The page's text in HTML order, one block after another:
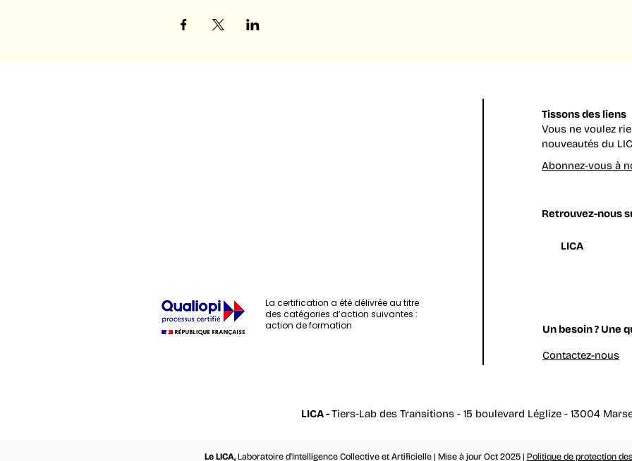
Tissons des liens
Vous ne voulez
nouveautés du
Abonnez-vous à
Retrouvez-nous
La certification a été délivrée au titre
des catégories d’action suivantes :
action de formation
LICA
Un besoin ? Une
Contactez-nous
LICA -Tiers-Lab des Transitions - 15 boulevard Léglize - 13004
Le LICA,Laboratoire d'Intelligence Collective et Artificielle | Mise à jour Oct 2025 | Politique de protection